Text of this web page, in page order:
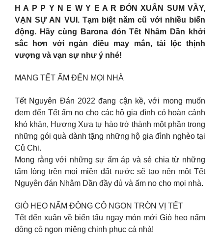
H A P P Y N E W Y E A R ĐÓN XUÂN SUM VẦY,
VẠN SỰ AN VUI. Tạm biệt năm cũ với nhiều biến
động. Hãy cùng Barona đón Tết Nhâm Dần khởi
sắc hơn với ngàn điều may mắn, tài lộc thịnh
vượng và vạn sự như ý nhé!
MANG TẾT ẤM ĐẾN MỌI NHÀ
Tết Nguyên Đán 2022 đang cận kề, với mong muốn
đem đến Tết ấm no cho các hộ gia đình có hoàn cảnh
khó khăn, Hương Xưa tự hào trở thành một phần trong
những gói quà dành tặng những hộ gia đình nghèo tại
Củ Chi.
Mong rằng với những sự ấm áp và sẻ chia từ những
tấm lòng trên mọi miền đất nước sẽ tạo nên một Tết
Nguyên đán Nhâm Dần đầy đủ và ấm no cho mọi nhà.
GIÒ HEO NẤM ĐÔNG CÔ NGON TRÒN VỊ TẾT
Tết đến xuân về biến tấu ngay món mới Giò heo nấm
đông cô ngon miệng chinh phục cả nhà!